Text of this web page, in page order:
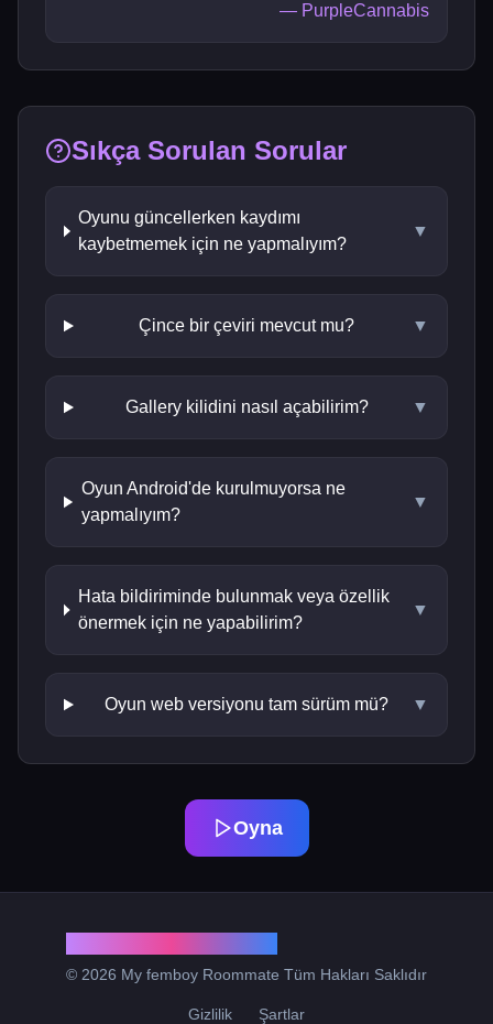
— PurpleCannabis
Sıkça Sorulan Sorular
Oyunu güncellerken kaydımı
kaybetmemek için ne yapmalıyım?
▼
Çince bir çeviri mevcut mu? ▼
Gallery kilidini nasıl açabilirim? ▼
Oyun Android'de kurulmuyorsa ne
yapmalıyım?
▼
Hata bildiriminde bulunmak veya özellik
önermek için ne yapabilirim?
▼
Oyun web versiyonu tam sürüm mü? ▼
Oyna
© 2026 My femboy Roommate Tüm Hakları Saklıdır
Gizlilik Şartlar